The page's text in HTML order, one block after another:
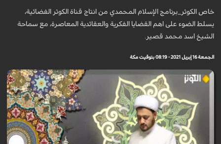
خاص الكوثر_برنامج الإسلام المحمدي من انتاج قناة الكوثر الفضائية،
يسلط الضوء على اهم القضايا الفكرية والعقائدية المعاصرة، مع سماحة
الشيخ اسد محمد قصير.
الجمعة 16 إبريل 2021 - 08:19 بتوقيت مكة